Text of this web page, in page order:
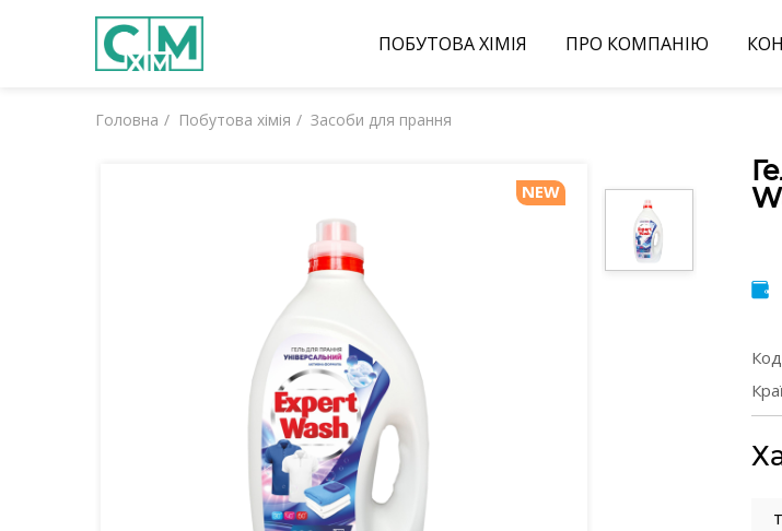
ПОБУТОВА ХІМІЯ ПРО КОМПАНІЮ
Головна Побутова хімія Засоби для прання
NEW